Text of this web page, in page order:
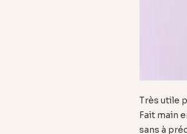
Très utile
Fait main
sans à